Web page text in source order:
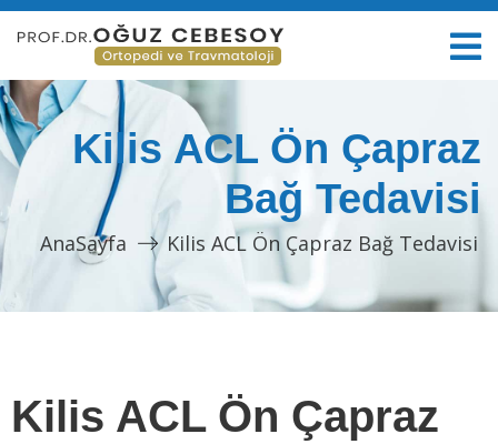
Kilis ACL Ön Çapraz
Bağ Tedavisi
AnaSayfa Kilis ACL Ön Çapraz Bağ Tedavisi
Kilis ACL Ön Çapraz